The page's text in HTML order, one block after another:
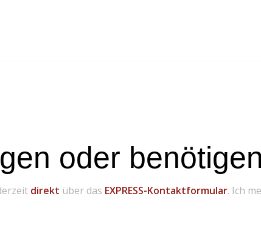
oder
direkt über das EXPRESS-Kontaktformular. Ich